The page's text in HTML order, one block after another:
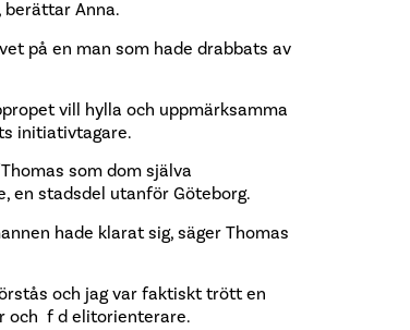
Anna.
på en man som hade drabbats av
vill hylla och uppmärksamma
initiativtagare.
som dom själva
en stadsdel utanför Göteborg.
hade klarat sig, säger Thomas
och jag var faktiskt trött en
och f d elitorienterare.